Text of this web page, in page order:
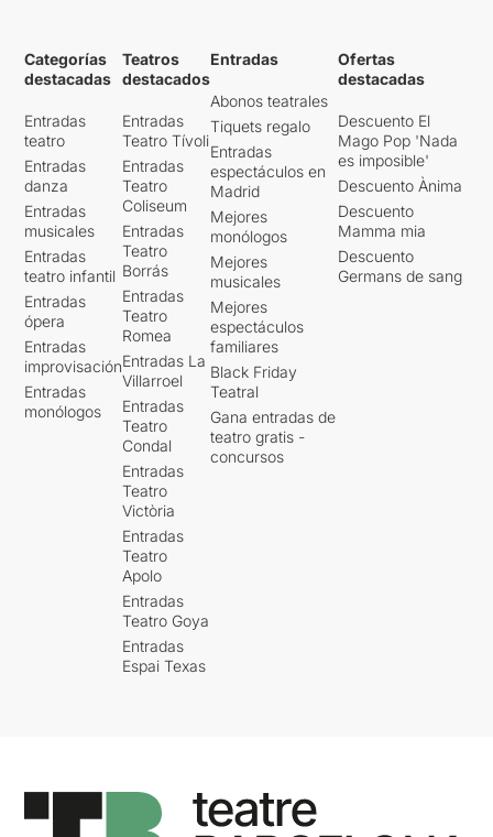
Categorías
destacadas
Entradas
teatro
Entradas
danza
Entradas
musicales
Entradas
teatro infantil
Entradas
ópera
Entradas
improvisación
Entradas
monólogos
Teatros
destacados
Entradas
Teatro Tívoli
Entradas
Teatro
Coliseum
Entradas
Teatro
Borrás
Entradas
Teatro
Romea
Entradas La
Villarroel
Entradas
Teatro
Condal
Entradas
Teatro
Victòria
Entradas
Teatro
Apolo
Entradas
Teatro Goya
Entradas
Espai Texas
Entradas
Abonos teatrales
Tiquets regalo
Entradas
espectáculos en
Madrid
Mejores
monólogos
Mejores
musicales
Mejores
espectáculos
familiares
Black Friday
Teatral
Gana entradas de
teatro gratis -
concursos
Ofertas
destacadas
Descuento El
Mago Pop 'Nada
es imposible'
Descuento Ànima
Descuento
Mamma mia
Descuento
Germans de sang